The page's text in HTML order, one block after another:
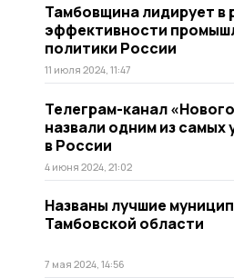
Тамбовщина лидирует в
эффективности
политики России
11 июля 2024, 11:47
Телеграм-канал
назвали одним из самых
в России
4 июня 2024, 21:02
Названы лучшие
Тамбовской области
7 мая 2024, 14:56